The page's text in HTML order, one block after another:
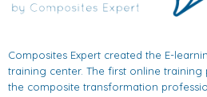
Composites Expert created the E-
training center. The first online
the composite transformation